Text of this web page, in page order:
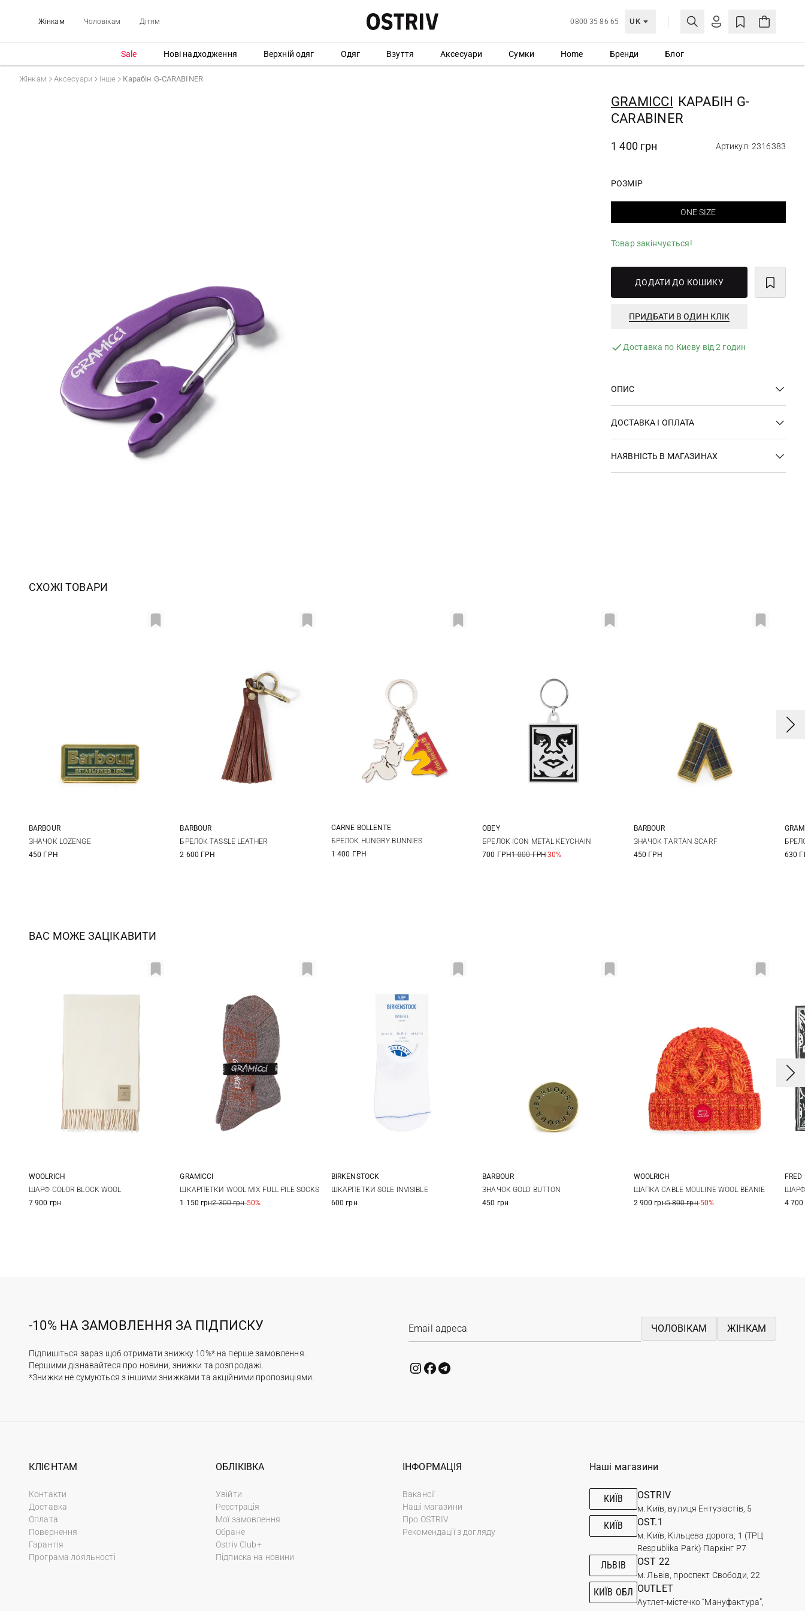
Жінкам Чоловікам Дітям 0800 35 86 65 UK
МОЯ ОБЛІКІВКА
Ще не зареєстровані?
СТВОРИТИ ОБЛІКІВКУ
Sale Нові надходження Верхній одяг Одяг Взуття Аксесуари Сумки Home Бренди Блог
Жінкам Аксесуари Інше Карабін G-CARABINER
GRAMICCI КАРАБІН G-
CARABINER
1 400 грн Артикул: 2316383
РОЗМІР
ONE SIZE
Товар закінчується!
ДОДАТИ ДО КОШИКУ
ПРИДБАТИ В ОДИН КЛІК
Доставка по Києву від 2 годин
ОПИС
ДОСТАВКА І ОПЛАТА
НАЯВНІСТЬ В МАГАЗИНАХ
СХОЖІ ТОВАРИ
One size
BARBOUR
ЗНАЧОК LOZENGE
450 ГРН
One size
BARBOUR
БРЕЛОК TASSLE LEATHER
2 600 ГРН
One size
CARNE BOLLENTE
БРЕЛОК HUNGRY BUNNIES
1 400 ГРН
One size
OBEY
БРЕЛОК ICON METAL KEYCHAIN
700 ГРН1 000 ГРН-30%
One size
BARBOUR
ЗНАЧОК TARTAN SCARF
450 ГРН
630
ВАС МОЖЕ ЗАЦІКАВИТИ
One size
WOOLRICH
ШАРФ COLOR BLOCK WOOL
7 900 грн
One size
GRAMICCI
ШКАРПЕТКИ WOOL MIX FULL PILE SOCKS
1 150 грн2 300 грн-50%
36-38 39-41
BIRKENSTOCK
ШКАРПЕТКИ SOLE INVISIBLE
600 грн
One size
BARBOUR
ЗНАЧОК GOLD BUTTON
450 грн
M L XL
WOOLRICH
ШАПКА CABLE MOULINE WOOL BEANIE
2 900 грн5 800 грн-50%
FRED
ШАРФ
4 700
-10% НА ЗАМОВЛЕННЯ ЗА ПІДПИСКУ
Підпишіться зараз щоб отримати знижку 10%* на перше замовлення.
Першими дізнавайтеся про новини, знижки та розпродажі.
*Знижки не сумуються з іншими знижками та акційними пропозиціями.
ЧОЛОВІКАМ ЖІНКАМ
КЛІЄНТАМ
Контакти
Доставка
Оплата
Повернення
Гарантія
Програма лояльності
ОБЛІКІВКА
Увійти
Реєстрація
Мої замовлення
Обране
Ostriv Club+
Підписка на новини
ІНФОРМАЦІЯ
Вакансії
Наші магазини
Про OSTRIV
Рекомендації з догляду
Наші магазини
КИЇВ OSTRIV
м. Київ, вулиця Ентузіастів, 5
КИЇВ OST.1
м. Київ, Кільцева дорога, 1 (ТРЦ
Respublika Park) Паркінг Р7
ЛЬВІВ OST 22
м. Львів, проспект Свободи, 22
КИЇВ ОБЛ OUTLET
Аутлет-містечко “Мануфактура”,